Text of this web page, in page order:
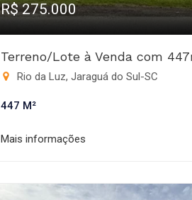
R$ 275.000
Terreno/Lote à Venda com
Rio da Luz, Jaraguá do Sul-SC
447 M²
Mais informações